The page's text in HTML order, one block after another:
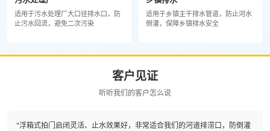
适用于污水处理厂大口径排水口，防
止污水回流，避免二次污染
适用于乡镇主干排水管道，防止河水
倒灌，保障乡镇排水安全
客户见证
听听我们的客户怎么说
"浮箱式拍门启闭灵活、止水效果好，非常适合我们的河道排涝口，防倒灌